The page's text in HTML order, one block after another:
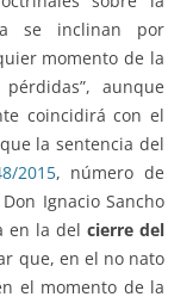
se inclinan por
momento de la
aunque
coincidirá con el
la sentencia del
2015, número de
Ignacio Sancho
en la del cierre del
que, en el no nato
el momento de la